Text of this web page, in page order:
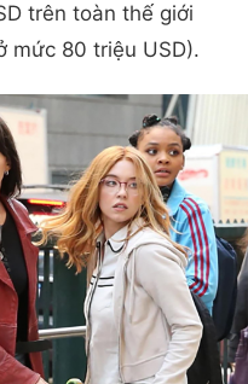
trên toàn thế giới
mức 80 triệu USD).